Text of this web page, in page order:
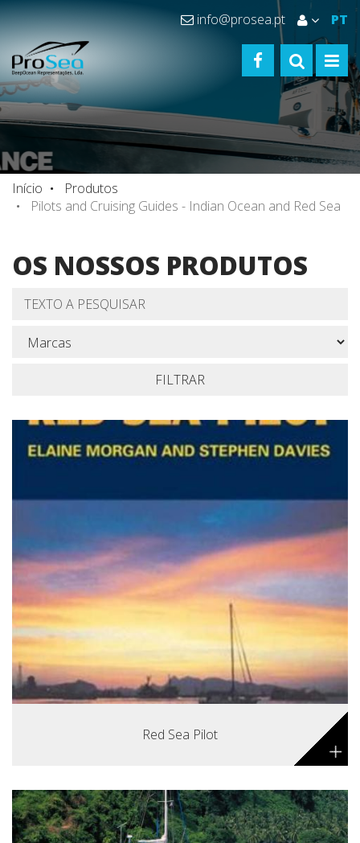
info@prosea.pt PT
FACEBOOK
TOGGLE
Início
Produtos
Pilots and Cruising Guides - Indian Ocean and Red Sea
OS NOSSOS PRODUTOS
FILTRAR
Red Sea Pilot +